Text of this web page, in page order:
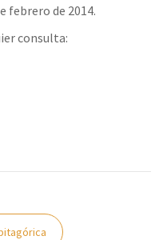
febrero de 2014.
consulta: